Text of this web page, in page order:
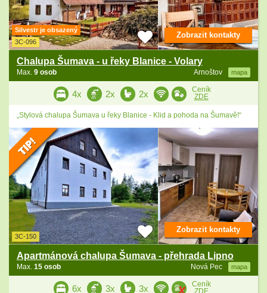
Silvestr je obsazený
3C-096
Chalupa Šumava - u řeky Blanice - Volary
Arnoštov mapa
Max. 9 osob
Zobrazit kontakty
4x 2x 2x
Ceník
ZDE
„Stylová chalupa Šumava u řeky Blanice - Klid a pohoda na Šumavě!“
3C-150
Apartmánová chalupa Šumava - přehrada Lipno
Nová Pec mapa
Max. 15 osob
Zobrazit kontakty
6x 3x 3x
Ceník
ZDE